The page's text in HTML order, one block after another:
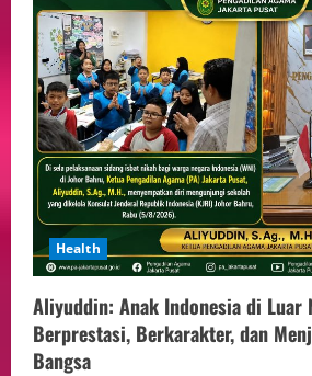
Health
Aliyuddin: Anak Indonesia di Luar
Berprestasi, Berkarakter, dan
Bangsa